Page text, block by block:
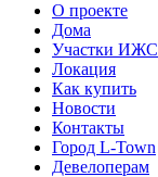
О проекте
Дома
Участки ИЖС
Локация
Как купить
Новости
Контакты
Город L-Town
Девелоперам